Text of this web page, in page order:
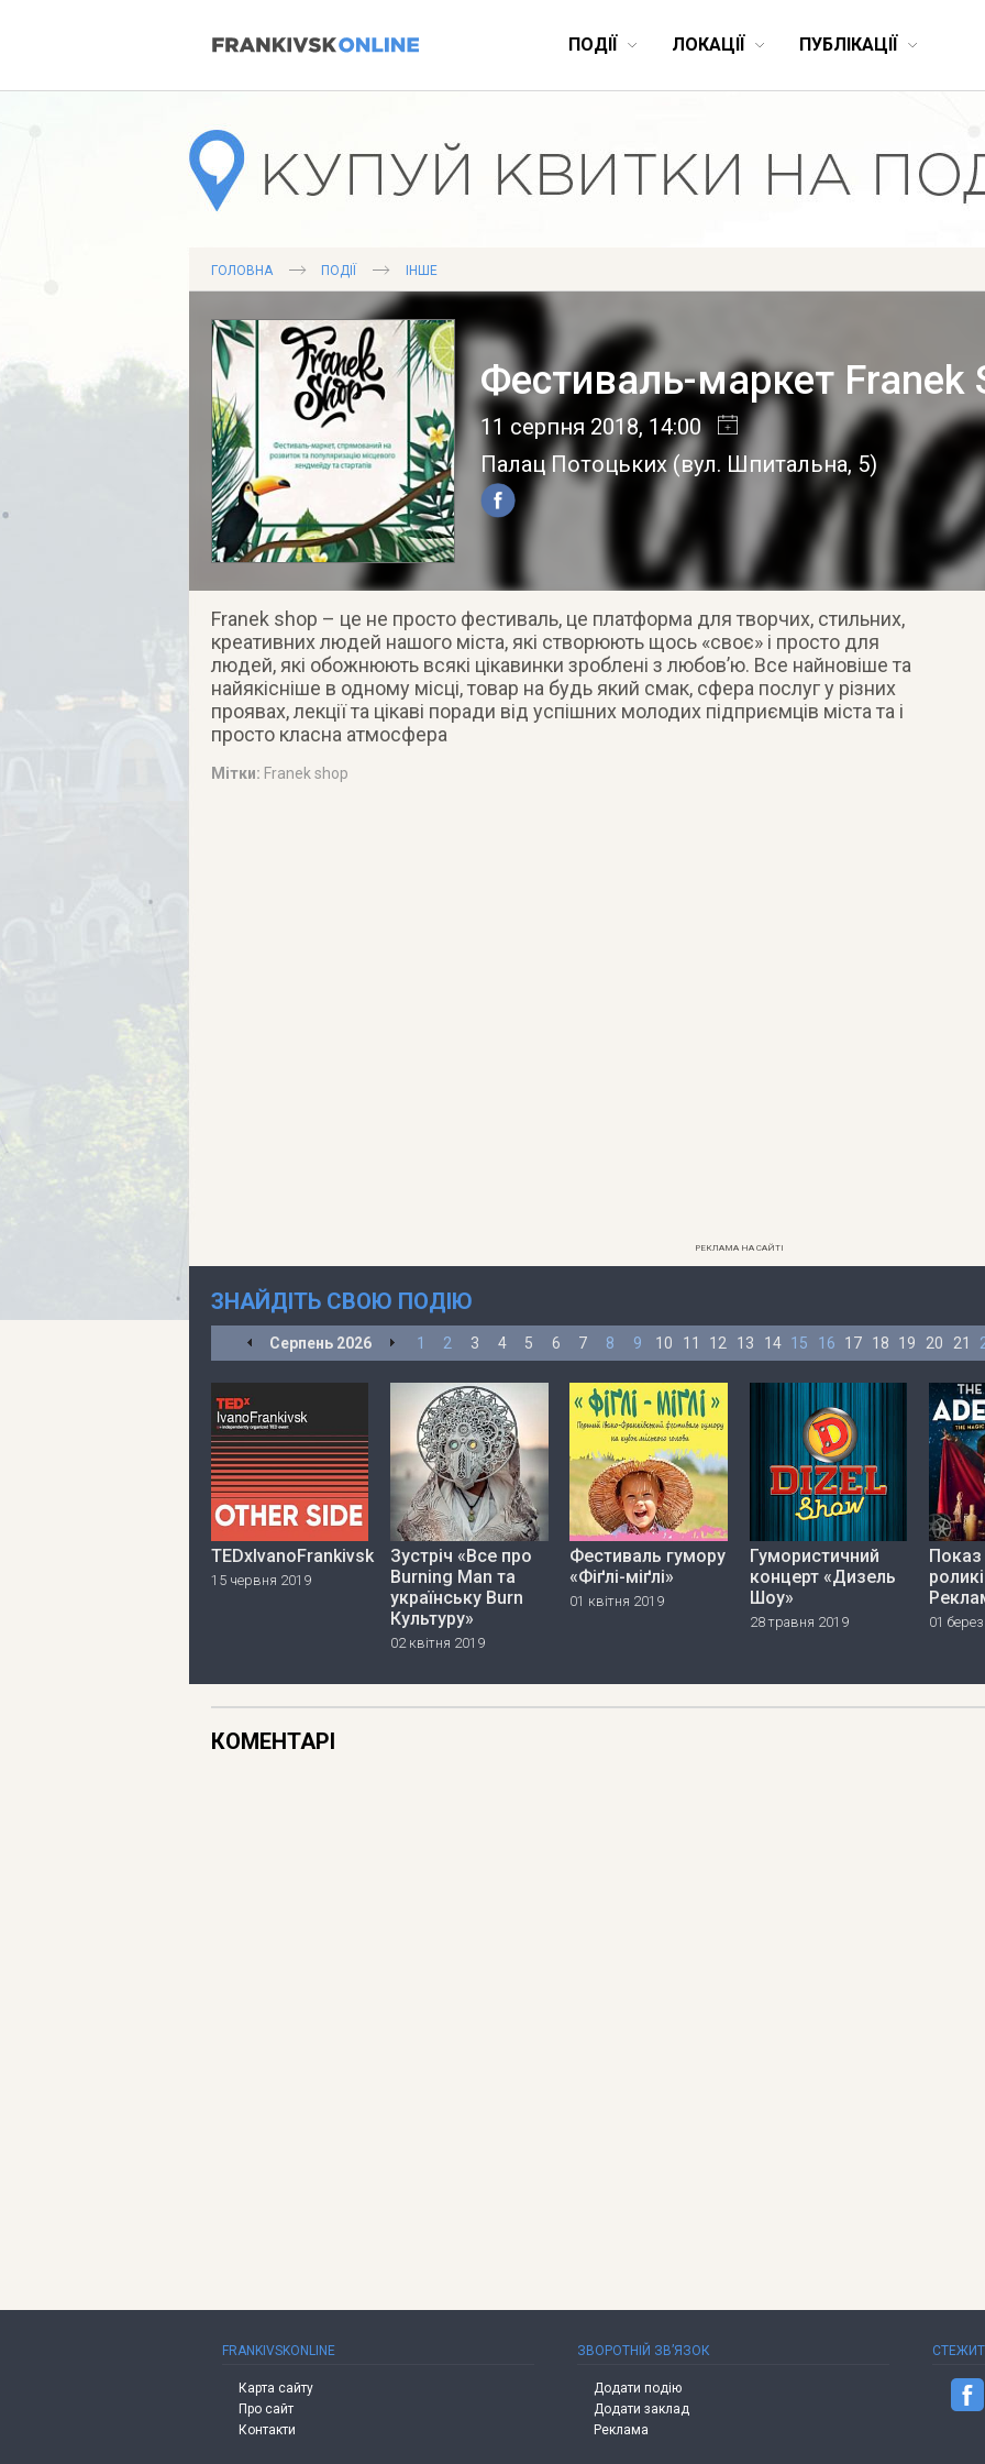
ПОДІЇ ЛОКАЦІЇ ПУБЛІКАЦІЇ
ГОЛОВНА ПОДІЇ ІНШЕ
Фестиваль-маркет Franek
11 серпня 2018, 14:00
Палац Потоцьких (вул. Шпитальна, 5)
Franek shop – це не просто фестиваль, це платформа для творчих, стильних,
креативних людей нашого міста, які створюють щось «своє» і просто для
людей, які обожнюють всякі цікавинки зроблені з любов’ю. Все найновіше та
найякісніше в одному місці, товар на будь який смак, сфера послуг у різних
проявах, лекції та цікаві поради від успішних молодих підприємців міста та і
просто класна атмосфера
Мітки: Franek shop
РЕКЛАМА НА САЙТІ
ЗНАЙДІТЬ СВОЮ ПОДІЮ
Серпень 2026 1 2 3 4 5 6 7 8 9 10 11 12 13 14 15 16 17 18 19 20 21
TEDxIvanoFrankivsk
15 червня 2019
Зустріч «Все про
Burning Man та
українську Burn
Культуру»
02 квітня 2019
Фестиваль гумору
«Фіґлі-міґлі»
01 квітня 2019
Гумористичний
концерт «Дизель
Шоу»
28 травня 2019 01
КОМЕНТАРІ
FRANKIVSKONLINE
Карта сайту
Про сайт
Контакти
ЗВОРОТНІЙ ЗВ’ЯЗОК
Додати подію
Додати заклад
Реклама